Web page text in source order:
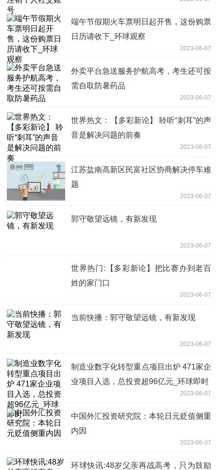
端午节假期火车票明日起开售，这份购票
日历请收下_环球观察
2023-06-07
外卖平台急送服务护航高考，考生还可按
需自取防暑药品
2023-06-07
世界热文：【多彩新论】 聆听“刺耳”的声
音是解决问题的前奏
2023-06-07
江苏盐南高新区民富社区协商解决停车难
题
2023-06-07
郭守敬望远镜，有新发现
2023-06-07
世界热门:【多彩新论】把比赛办到老百
姓的家门口
2023-06-07
当前快播：郭守敬望远镜，有新发现
2023-06-07
制造业数字化转型重点项目出炉 471家企
业项目入选，总投资超96亿元_环球即时
2023-06-07
中国外汇投资研究院：本轮日元贬值侧重
内因
2023-06-07
环球快讯:48岁父亲再战高考，只为鼓励